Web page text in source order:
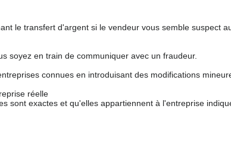
le transfert d'argent si le vendeur vous semble suspect
soyez en train de communiquer avec un fraudeur.
connues en introduisant des modifications
réelle
sont exactes et qu'elles appartiennent à l'entreprise